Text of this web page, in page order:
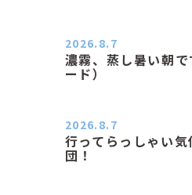
濃霧、蒸し暑い朝
ード）
2026.8.7
行ってらっしゃい
団！
2026.8.7